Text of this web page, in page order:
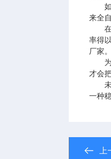
如今
来全
在离
率得
厂家
为别
才会
未来
一种